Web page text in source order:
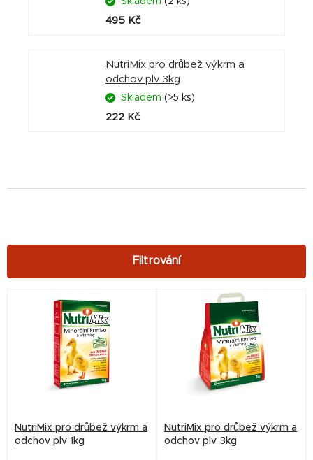
495 Kč
NutriMix pro drůbež výkrm a
odchov plv 3kg
Skladem (>5 ks)
222 Kč
o
NutriMix pro drůbež výkrm a
odchov plv 1kg
NutriMix pro drůbež výkrm a
odchov plv 3kg